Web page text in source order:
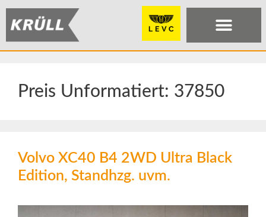
Preis Unformatiert: 37850
Volvo XC40 B4 2WD Ultra Black
Edition, Standhzg. uvm.